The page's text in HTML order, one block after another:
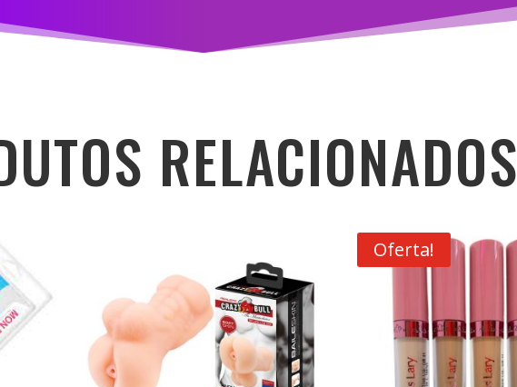
RELACIONADOS
Oferta!